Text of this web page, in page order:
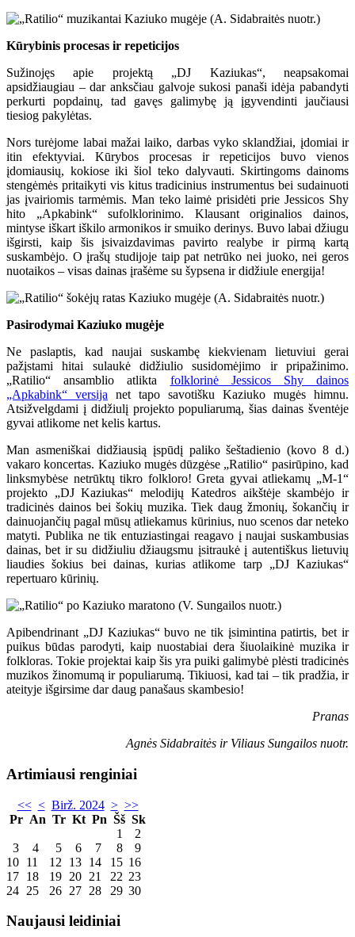
Kūrybinis procesas ir repeticijos
Sužinojęs apie projektą „DJ Kaziukas“, neapsakomai
apsidžiaugiau – dar anksčiau galvoje sukosi panaši idėja pabandyti
perkurti popdainų, tad gavęs galimybę ją įgyvendinti jaučiausi
tiesiog pakylėtas.
Nors turėjome labai mažai laiko, darbas vyko sklandžiai, įdomiai ir
itin efektyviai. Kūrybos procesas ir repeticijos buvo vienos
įdomiausių, kokiose iki šiol teko dalyvauti. Skirtingoms dainoms
stengėmės pritaikyti vis kitus tradicinius instrumentus bei sudainuoti
jas įvairiomis tarmėmis. Man teko laimė prisidėti prie Jessicos Shy
hito „Apkabink“ sufolklorinimo. Klausant originalios dainos,
mintyse iškart iškilo armonikos ir smuiko derinys. Buvo labai džiugu
išgirsti, kaip šis įsivaizdavimas pavirto realybe ir pirmą kartą
suskambėjo. O įrašų studijoje taip pat netrūko nei juoko, nei geros
nuotaikos – visas dainas įrašėme su šypsena ir didžiule energija!
Pasirodymai Kaziuko mugėje
Ne paslaptis, kad naujai suskambę kiekvienam lietuviui gerai
pažįstami hitai sulaukė didžiulio susidomėjimo ir pripažinimo.
„Ratilio“ ansamblio atlikta folklorinė Jessicos Shy dainos
„Apkabink“ versija net tapo savotišku Kaziuko mugės himnu.
Atsižvelgdami į didžiulį projekto populiarumą, šias dainas šventėje
gyvai atlikome net kelis kartus.
Man asmeniškai didžiausią įspūdį paliko šeštadienio (kovo 8 d.)
vakaro koncertas. Kaziuko mugės dūzgėse „Ratilio“ pasirūpino, kad
linksmybėse netrūktų tikro folkloro! Greta gyvai atliekamų „M-1“
projekto „DJ Kaziukas“ melodijų Katedros aikštėje skambėjo ir
tradicinės dainos bei šokių muzika. Tiek daug žmonių, šokančių ir
dainuojančių pagal mūsų atliekamus kūrinius, nuo scenos dar neteko
matyti. Publika ne tik entuziastingai reagavo į naujai suskambusias
dainas, bet ir su didžiuliu džiaugsmu įsitraukė į autentiškus lietuvių
liaudies šokius bei dainas, kurias atlikome tarp „DJ Kaziukas“
repertuaro kūrinių.
Apibendrinant „DJ Kaziukas“ buvo ne tik įsimintina patirtis, bet ir
puikus būdas parodyti, kaip nuostabiai dera šiuolaikinė muzika ir
folkloras. Tokie projektai kaip šis yra puiki galimybė plėsti tradicinės
muzikos žinomumą ir populiarumą. Tikiuosi, kad tai – tik pradžia, ir
ateityje išgirsime dar daug panašaus skambesio!
Pranas
Agnės Sidabraitės ir Viliaus Sungailos nuotr.
Artimiausi renginiai
<< < Birž. 2024 > >>
Pr An Tr Kt Pn Šš Sk
1
2
3
4 5 6 7 8
9
10 11 12 13 14 15 16
17 18 19 20 21 22 23
24 25 26 27 28 29 30
Naujausi leidiniai